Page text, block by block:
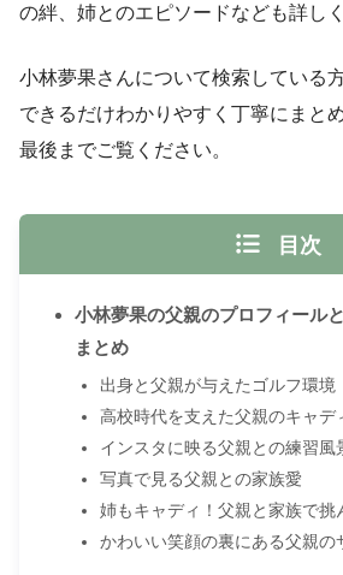
の絆、姉とのエピソードなども詳し
小林夢果さんについて検索している
できるだけわかりやすく丁寧にまと
最後までご覧ください。
目次
小林夢果の父親のプロフィール
まとめ
出身と父親が与えたゴルフ環境
高校時代を支えた父親のキャデ
インスタに映る父親との練習風
写真で見る父親との家族愛
姉もキャディ！父親と家族で挑
かわいい笑顔の裏にある父親の